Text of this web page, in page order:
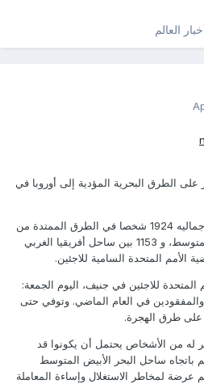
العالم
ومهاجر على الطرق البحرية المؤدية إلى أوروبا في
وتم الإبلاغ عن وفاة أو فقدان ما إجماليه 1924 شخصا في الطرق الممتدة من
شمال أفريقيا عبر البحر الأبيض المتوسط، و 1153 بين ساحل أفريقيا الغربي
المتحدة السامية للاجئين.
للاجئين في جنيف، اليوم الجمعة:
في العام الماضي. وتوفي حتى
له من الأشخاص يحتمل أن يكونوا قد
باتجاه ساحل البحر الأبيض المتوسط
لمخاطر الاستغلال وإساءة المعاملة